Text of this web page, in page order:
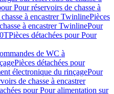
Pour réservoirs de chasse à
à encastrer TwinlinePièces
à encastrer TwinlinePour
Pièces détachées pour Pour
de WC à
Pièces détachées pour
électronique du rinçagePour
de chasse à encastrer
pour Pour alimentation sur